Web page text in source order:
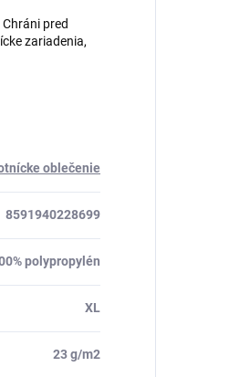
pred
zariadenia,
oblečenie
8591940228699
polypropylén
XL
23 g/m2